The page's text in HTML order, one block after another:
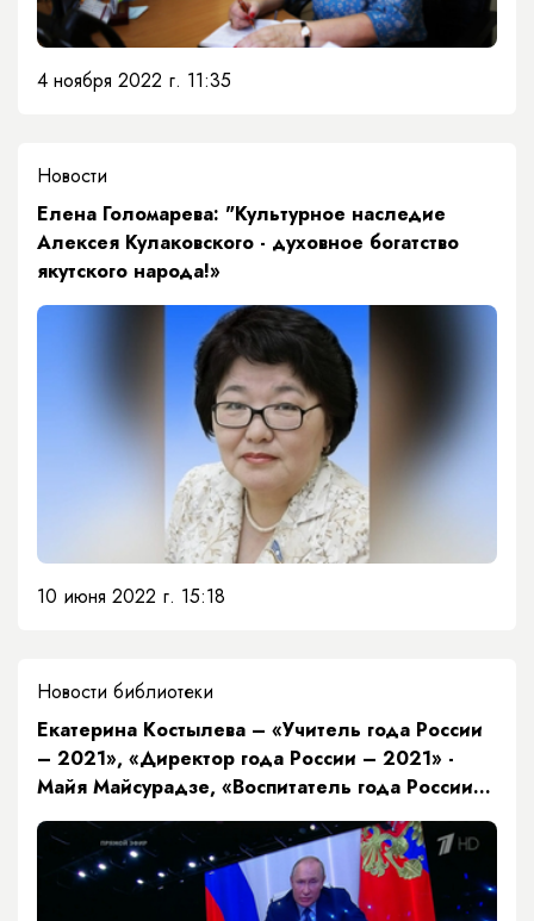
4 ноября 2022 г. 11:35
Новости
Елена Голомарева: "Культурное наследие
Алексея Кулаковского - духовное богатство
якутского народа!»
10 июня 2022 г. 15:18
Новости библиотеки
Екатерина Костылева – «Учитель года России
– 2021», «Директор года России – 2021» -
Майя Майсурадзе, «Воспитатель года России –
2021» - Ольга Хитрова, «Учитель-дефектолог
России – 2021» - Ольга Самарина